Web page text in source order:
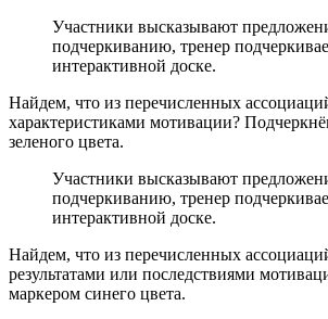
Участники высказывают
подчеркиванию, тренер
интерактивной доске.
Найдем, что из перечисленных
характеристиками мотивации?
зеленого цвета.
Участники высказывают
подчеркиванию, тренер
интерактивной доске.
Найдем, что из перечисленных
результатами или последствиями
маркером синего цвета.